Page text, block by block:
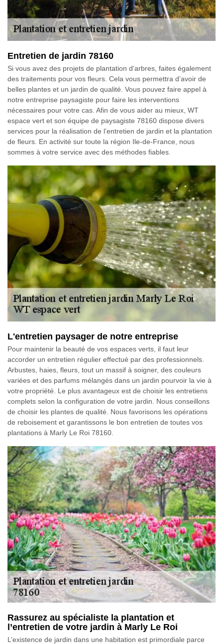
Entretien de jardin 78160
Si vous avez des projets de plantation d’arbres, faites également
des traitements pour vos fleurs. Cela vous permettra d’avoir de
belles plantes et un jardin de qualité. Vous pouvez faire appel à
notre entreprise paysagiste pour faire les interventions
nécessaires pour votre cas. Afin de vous aider au mieux, WT
espace vert et son équipe de paysagiste 78160 dispose divers
services pour la réalisation de l’entretien de jardin et la plantation
de fleurs. En activité sur toute la région Ile-de-France, nous
sommes à votre service avec des méthodes fiables.
L'entretien paysager de notre entreprise
Pour maintenir la beauté de vos espaces verts, il faut leur
accorder un entretien régulier effectué par des professionnels.
Arbustes, haies, fleurs, tout un massif à soigner, des couleurs
variées et des parfums mélangés dans un jardin pourvoir la vie à
votre propriété. Le plus avantageux est de choisir les entretiens
complets selon la configuration de votre jardin. Nous conseillons
de choisir les plantes de qualité. Nous favorisons les opérations
de reboisement et garantissons le bon entretien de toutes vos
plantations à Marly Le Roi 78160.
Rassurez au spécialiste la plantation et
l’entretien de votre jardin à Marly Le Roi
L’existence de jardin dans une habitation est primordiale parce